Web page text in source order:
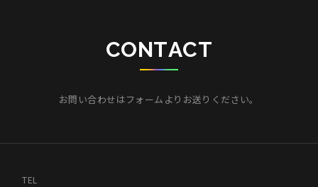
CONTACT
お問い合わせはフォームよりお送りください。
TEL